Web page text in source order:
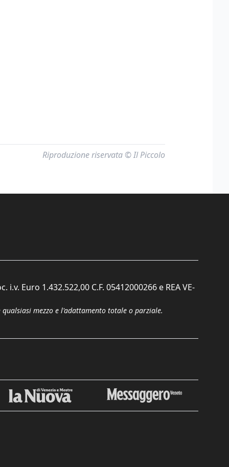
Riproduzione riservata © Il Piccolo
Euro 1.432.522,00 C.F. 05412000266 e REA VE-
mezzo e l'adattamento totale o parziale.